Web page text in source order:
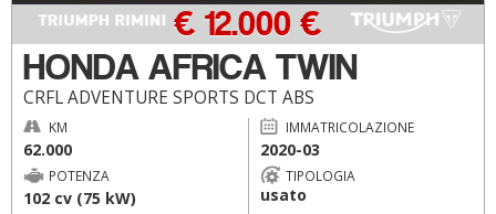
HONDA AFRICA TWIN
CRFL ADVENTURE SPORTS DCT ABS
€ 12.000 €
KM
62.000
IMMATRICOLAZIONE
2020-03
POTENZA
102 cv (75 kW)
TIPOLOGIA
usato